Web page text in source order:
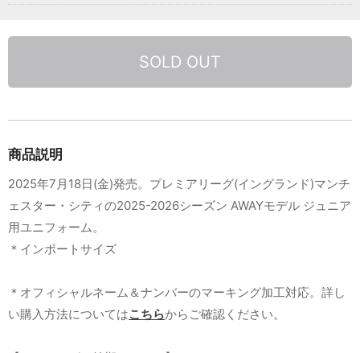
SOLD OUT
商品説明
2025年7月18日(金)発売。プレミアリーグ(イングランド)マンチ
ェスター・シティの2025-2026シーズン AWAYモデル ジュニア
用ユニフォーム。
＊インポートサイズ
＊オフィシャルネーム＆ナンバーのマーキング加工対応。詳し
い購入方法についてはこちらからご確認ください。